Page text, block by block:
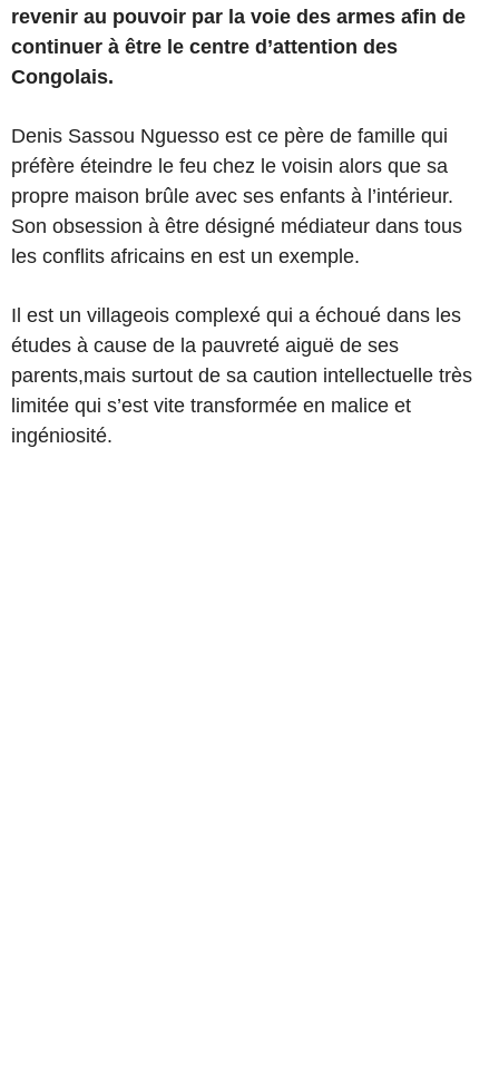
revenir au pouvoir par la voie des armes afin de
continuer à être le centre d’attention des
Congolais.
Denis Sassou Nguesso est ce père de famille qui
préfère éteindre le feu chez le voisin alors que sa
propre maison brûle avec ses enfants à l’intérieur.
Son obsession à être désigné médiateur dans tous
les conflits africains en est un exemple.
Il est un villageois complexé qui a échoué dans les
études à cause de la pauvreté aiguë de ses
parents,mais surtout de sa caution intellectuelle très
limitée qui s’est vite transformée en malice et
ingéniosité.